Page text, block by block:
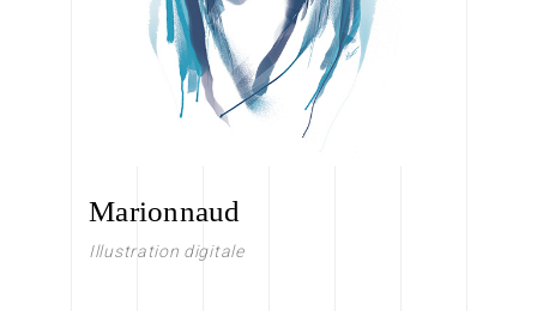
Marionnaud
Illustration digitale